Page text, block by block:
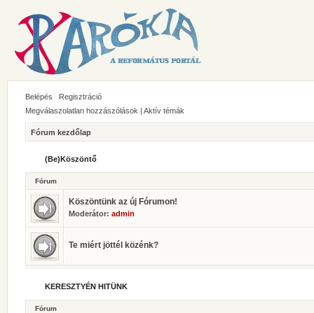
Belépés
Regisztráció
Megválaszolatlan hozzászólások | Aktív témák
Fórum kezdőlap
(Be)Köszöntő
Fórum
Köszöntünk az új Fórumon!
Moderátor: admin
Te miért jöttél közénk?
KERESZTYÉN HITÜNK
Fórum